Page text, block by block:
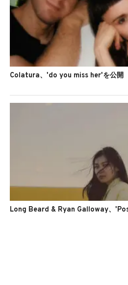
Colatura、'do you miss her'を公開
Long Beard & Ryan Galloway、